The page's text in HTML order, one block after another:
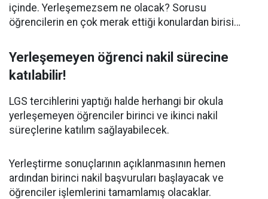
içinde. Yerleşemezsem ne olacak? Sorusu
öğrencilerin en çok merak ettiği konulardan birisi…
Yerleşemeyen öğrenci nakil sürecine
katılabilir!
LGS tercihlerini yaptığı halde herhangi bir okula
yerleşemeyen öğrenciler birinci ve ikinci nakil
süreçlerine katılım sağlayabilecek.
Yerleştirme sonuçlarının açıklanmasının hemen
ardından birinci nakil başvuruları başlayacak ve
öğrenciler işlemlerini tamamlamış olacaklar.